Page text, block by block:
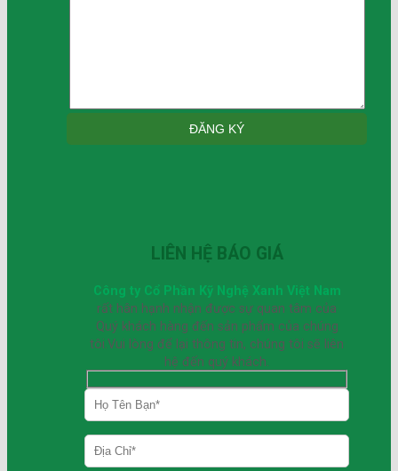
LIÊN HỆ BÁO GIÁ
Công ty Cổ Phần Kỹ Nghệ Xanh Việt Nam
rất hân hạnh nhận được sự quan tâm của
Quý khách hàng đến sản phẩm của chúng
tôi.Vui lòng để lại thông tin, chúng tôi sẽ liên
hệ đến quý khách.